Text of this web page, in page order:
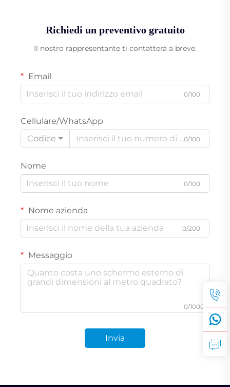
Richiedi un preventivo gratuito
Il nostro rappresentante ti contatterà a breve.
Email
0/100
Cellulare/WhatsApp
Codice
0/100
Nome
0/100
Nome azienda
0/200
Messaggio
0/1000
Invia